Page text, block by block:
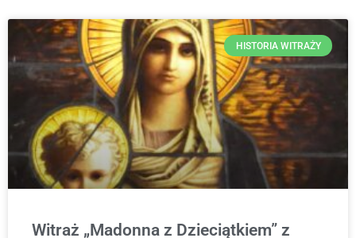
HISTORIA WITRAŻY
Witraż „Madonna z Dzieciątkiem” z